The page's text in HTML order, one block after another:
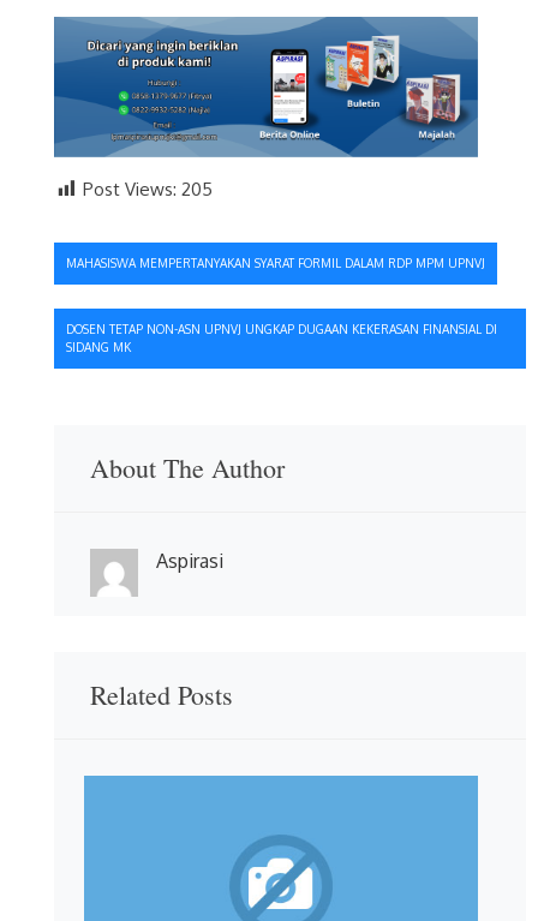
Post Views: 205
Navigasi
pos
MAHASISWA MEMPERTANYAKAN SYARAT FORMIL DALAM RDP MPM UPNVJ
DOSEN TETAP NON-ASN UPNVJ UNGKAP DUGAAN KEKERASAN FINANSIAL DI
SIDANG MK
About The Author
Aspirasi
Related Posts